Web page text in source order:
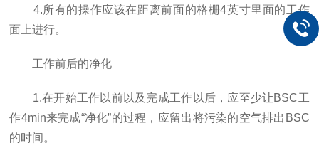
4.所有的操作应该在距离前面的格栅4英寸里面的工作
面上进行。
工作前后的净化
1.在开始工作以前以及完成工作以后，应至少让BSC工
作4min来完成“净化”的过程，应留出将污染的空气排出BSC
的时间。